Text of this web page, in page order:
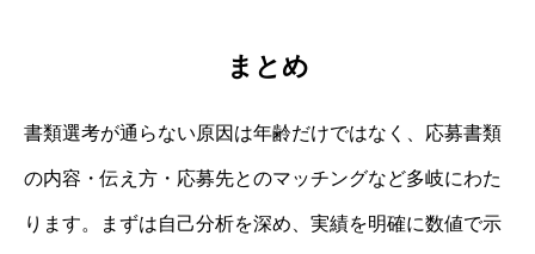
まとめ
書類選考が通らない原因は年齢だけではなく、応募書類
の内容・伝え方・応募先とのマッチングなど多岐にわた
ります。まずは自己分析を深め、実績を明確に数値で示